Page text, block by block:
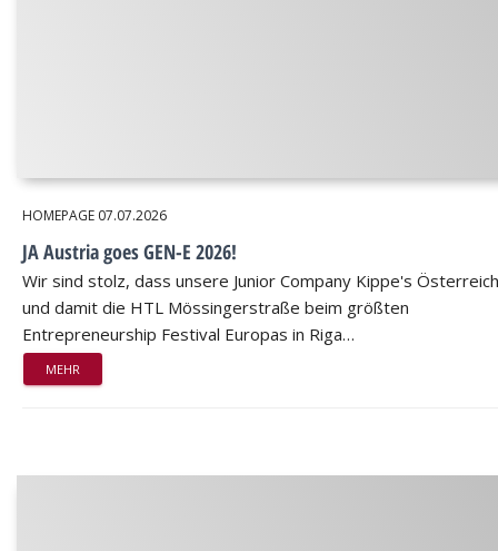
HOMEPAGE 07.07.2026
JA Austria goes GEN-E 2026!
Wir sind stolz, dass unsere Junior Company Kippe's Österreich
und damit die HTL Mössingerstraße beim größten
Entrepreneurship Festival Europas in Riga…
MEHR